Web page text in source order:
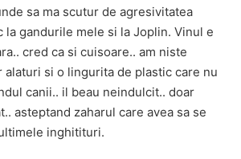
sa ma scutur de agresivitatea
la gandurile mele si la Joplin. Vinul e
cred ca si cuisoare.. am niste
alaturi si o lingurita de plastic care nu
canii.. il beau neindulcit.. doar
asteptand zaharul care avea sa se
inghitituri.